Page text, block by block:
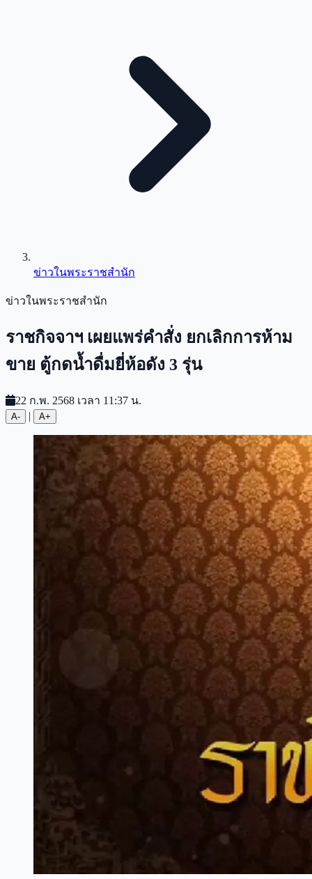
ข่าวในพระราชสำนัก
ข่าวในพระราชสำนัก
ราชกิจจาฯ เผยแพร่คำสั่ง ยกเลิกการห้าม
ขาย ตู้กดน้ำดื่มยี่ห้อดัง 3 รุ่น
22 ก.พ. 2568 เวลา 11:37 น.
A- | A+